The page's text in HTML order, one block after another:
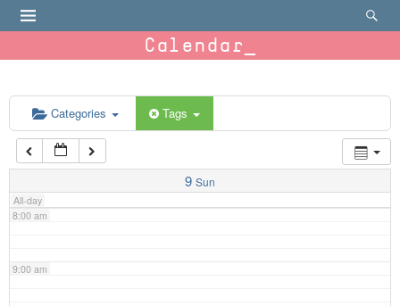
Calendar
Categories Tags
9 Sun
All-day
6:00 am
7:00 am
8:00 am
9:00 am